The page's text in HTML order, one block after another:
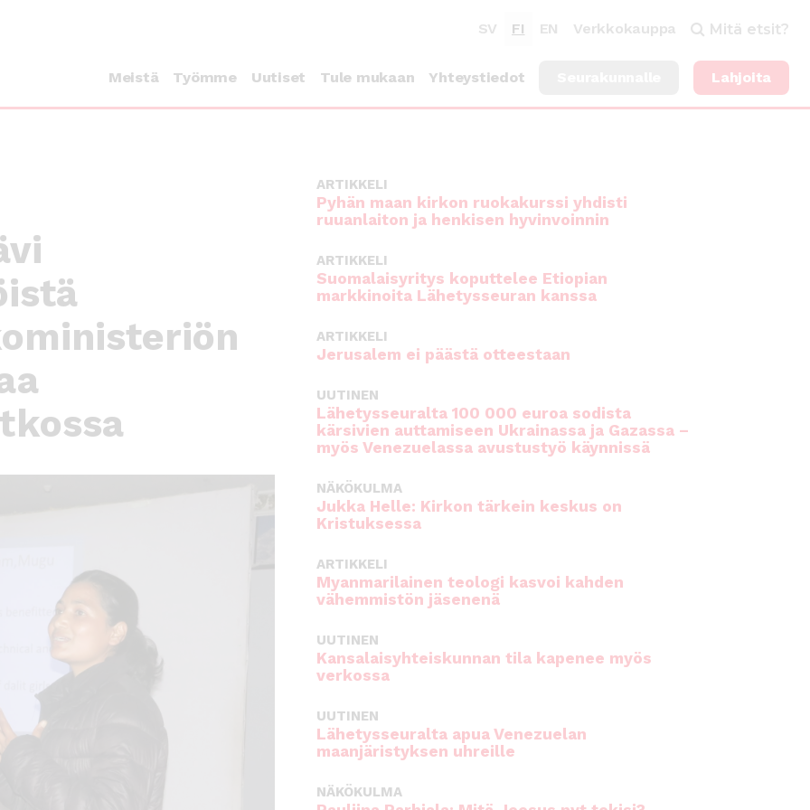
SV FI EN Verkkokauppa Mitä etsit?
Meistä Työmme Uutiset Tule mukaan Yhteystiedot Lahjoita
ARTIKKELI
Pyhän maan kirkon ruokakurssi yhdisti
ruuanlaiton ja henkisen hyvinvoinnin
ARTIKKELI
Suomalaisyritys koputtelee Etiopian
markkinoita Lähetysseuran kanssa
ARTIKKELI
Jerusalem ei päästä otteestaan
UUTINEN
Lähetysseuralta 100 000 euroa sodista
kärsivien auttamiseen Ukrainassa ja Gazassa –
myös Venezuelassa avustustyö käynnissä
NÄKÖKULMA
Jukka Helle: Kirkon tärkein keskus on
Kristuksessa
ARTIKKELI
Myanmarilainen teologi kasvoi kahden
vähemmistön jäsenenä
UUTINEN
Kansalaisyhteiskunnan tila kapenee myös
verkossa
UUTINEN
Lähetysseuralta apua Venezuelan
maanjäristyksen uhreille
NÄKÖKULMA